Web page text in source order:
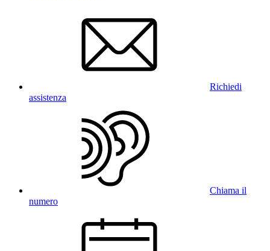
Richiedi
assistenza
Chiama il
numero